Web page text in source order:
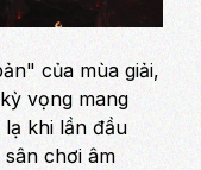
của mùa giải,
vọng mang
khi lần đầu
chơi âm